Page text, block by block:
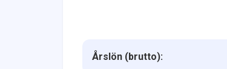
Årslön (brutto):